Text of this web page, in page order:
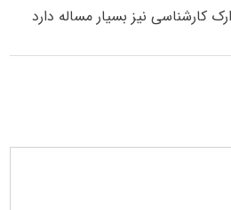
کارشناسی نیز بسیار مساله دارد